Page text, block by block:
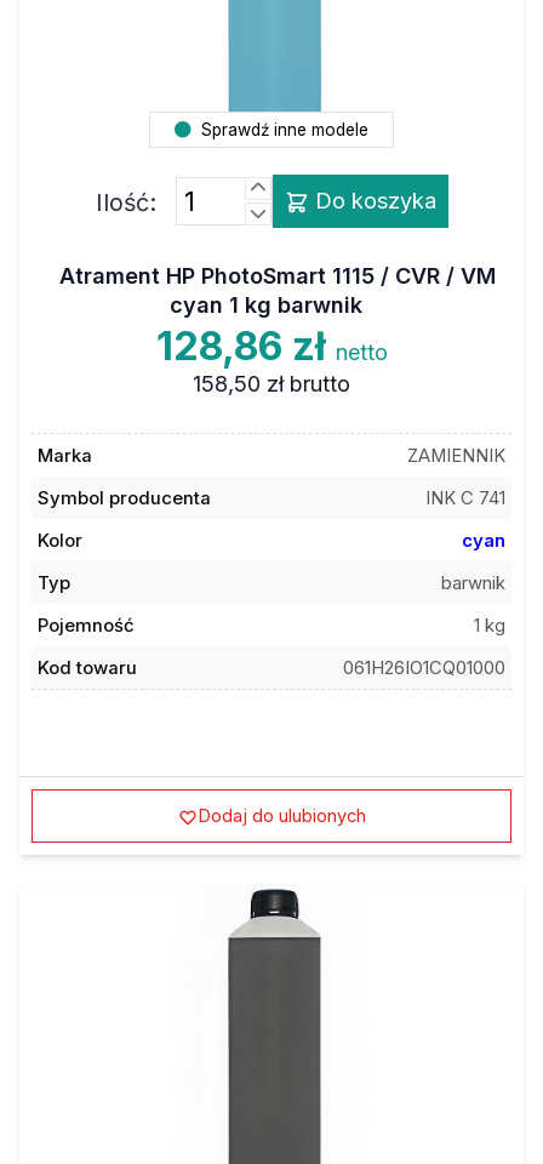
Sprawdź inne modele
Ilość: Do koszyka
Atrament HP PhotoSmart 1115 / CVR / VM
cyan 1 kg barwnik
128,86 zł netto
158,50 zł brutto
Marka
ZAMIENNIK
Symbol producenta
INK C 741
Kolor
cyan
Typ
barwnik
Pojemność
1 kg
Kod towaru
061H26IO1CQ01000
Dodaj do ulubionych